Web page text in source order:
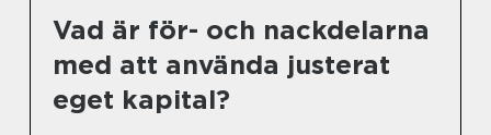
Vad är för- och nackdelarna
med att använda justerat
eget kapital?